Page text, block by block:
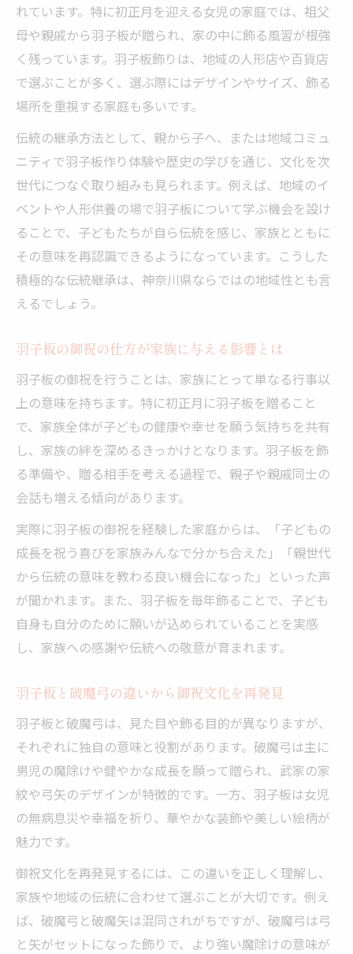
れています。特に初正月を迎える女児の家庭では、祖父
母や親戚から羽子板が贈られ、家の中に飾る風習が根強
く残っています。羽子板飾りは、地域の人形店や百貨店
で選ぶことが多く、選ぶ際にはデザインやサイズ、飾る
場所を重視する家庭も多いです。
伝統の継承方法として、親から子へ、または地域コミュ
ニティで羽子板作り体験や歴史の学びを通じ、文化を次
世代につなぐ取り組みも見られます。例えば、地域のイ
ベントや人形供養の場で羽子板について学ぶ機会を設け
ることで、子どもたちが自ら伝統を感じ、家族とともに
その意味を再認識できるようになっています。こうした
積極的な伝統継承は、神奈川県ならではの地域性とも言
えるでしょう。
羽子板の御祝の仕方が家族に与える影響とは
羽子板の御祝を行うことは、家族にとって単なる行事以
上の意味を持ちます。特に初正月に羽子板を贈ること
で、家族全体が子どもの健康や幸せを願う気持ちを共有
し、家族の絆を深めるきっかけとなります。羽子板を飾
る準備や、贈る相手を考える過程で、親子や親戚同士の
会話も増える傾向があります。
実際に羽子板の御祝を経験した家庭からは、「子どもの
成長を祝う喜びを家族みんなで分かち合えた」「親世代
から伝統の意味を教わる良い機会になった」といった声
が聞かれます。また、羽子板を毎年飾ることで、子ども
自身も自分のために願いが込められていることを実感
し、家族への感謝や伝統への敬意が育まれます。
羽子板と破魔弓の違いから御祝文化を再発見
羽子板と破魔弓は、見た目や飾る目的が異なりますが、
それぞれに独自の意味と役割があります。破魔弓は主に
男児の魔除けや健やかな成長を願って贈られ、武家の家
紋や弓矢のデザインが特徴的です。一方、羽子板は女児
の無病息災や幸福を祈り、華やかな装飾や美しい絵柄が
魅力です。
御祝文化を再発見するには、この違いを正しく理解し、
家族や地域の伝統に合わせて選ぶことが大切です。例え
ば、破魔弓と破魔矢は混同されがちですが、破魔弓は弓
と矢がセットになった飾りで、より強い魔除けの意味が